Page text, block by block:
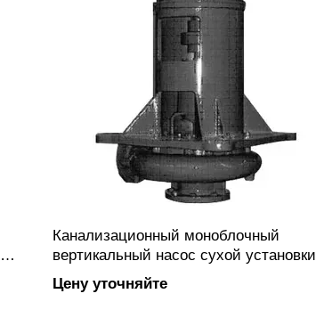
Канализационный моноблочный
вертикальный насос сухой установки
PC-VM 50-200Rx-30 с закрытым или
полуоткрытым рабочим колесом
Цену уточняйте